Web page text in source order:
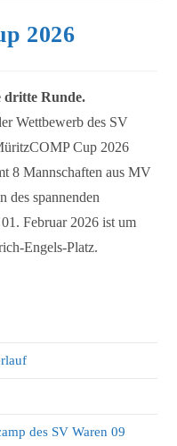
2026
dritte Runde.
Wettbewerb des SV
Cup 2026
8 Mannschaften aus MV
des spannenden
Februar 2026 ist um
Engels-Platz.
des SV Waren 09